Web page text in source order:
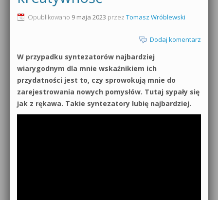
Produkcja muzyczna od podstaw
Sound Forge od podstaw
Dubstep z syntezatorem Massive
Kontakt 5 Kompendium
0dB.pl - informacje
Materiały dla mediów
Archiwum aktualności
Polityka prywatności
Opublikowano 9 maja 2023 przez Tomasz Wróblewski
Dodaj komentarz
W przypadku syntezatorów najbardziej
wiarygodnym dla mnie wskaźnikiem ich
przydatności jest to, czy sprowokują mnie do
zarejestrowania nowych pomysłów. Tutaj sypały się
jak z rękawa. Takie syntezatory lubię najbardziej.